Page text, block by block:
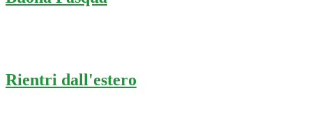
Rientri dall'estero